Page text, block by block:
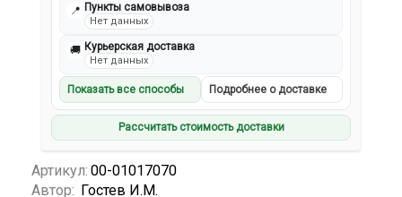
📍 Пункты самовывоза
Нет данных
🚚 Курьерская доставка
Нет данных
Показать все способы Подробнее о доставке
Рассчитать стоимость доставки
Артикул: 00-01017070
Автор: Гостев И.М.